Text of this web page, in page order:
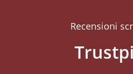
Recensioni